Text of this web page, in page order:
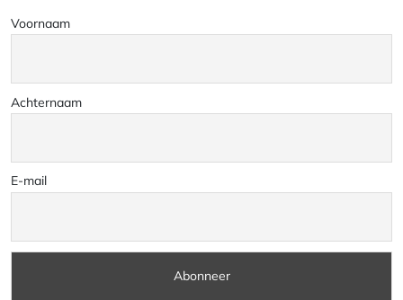
Voornaam
Achternaam
E-mail